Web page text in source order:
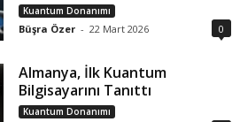
Kuantum Donanımı
Büşra Özer - 22 Mart 2026 0
Almanya, İlk Kuantum
Bilgisayarını Tanıttı
Kuantum Donanımı